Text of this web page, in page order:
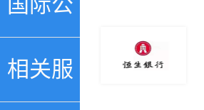
证
相关服